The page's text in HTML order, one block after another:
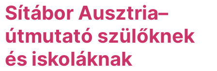
Sítábor Ausztria–
útmutató szülőknek
és iskoláknak